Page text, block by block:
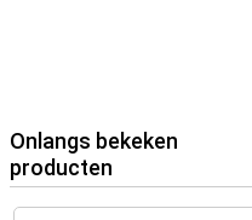
Onlangs bekeken
producten